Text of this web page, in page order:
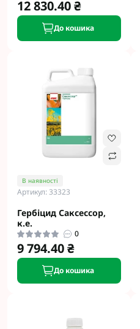
12 830.40 ₴
До кошика
В наявності
Артикул: 33323
Гербіцид Саксессор,
к.е.
0
9 794.40 ₴
До кошика